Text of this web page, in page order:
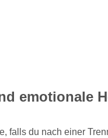
emotionale
falls du nach einer